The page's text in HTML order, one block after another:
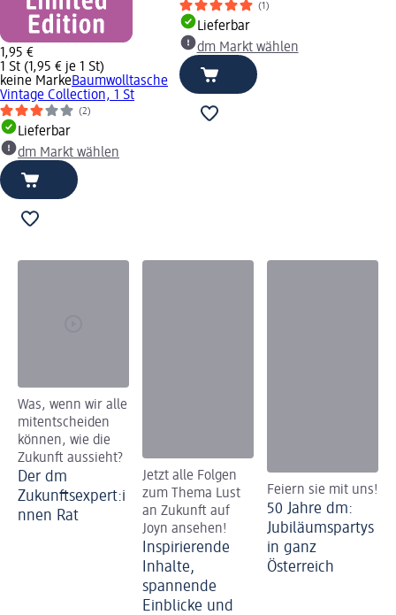
1,95 €
1 St (1,95 € je 1 St)
keine MarkeBaumwolltasche
Vintage Collection, 1 St
(2)
Lieferbar
dm Markt wählen
(1)
Lieferbar
dm Markt wählen
Was, wenn wir alle
mitentscheiden
können, wie die
Zukunft aussieht?
Der dm
Zukunftsexpert:i
nnen Rat
Jetzt alle Folgen
zum Thema Lust
an Zukunft auf
Joyn ansehen!
Inspirierende
Inhalte,
spannende
Einblicke und
Feiern sie mit uns!
50 Jahre dm:
Jubiläumspartys
in ganz
Österreich